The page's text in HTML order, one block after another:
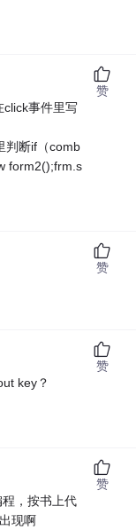
事件里写
判断if（comb
form2();frm.s
赞
赞
key？
赞
，按书上代
现啊
赞